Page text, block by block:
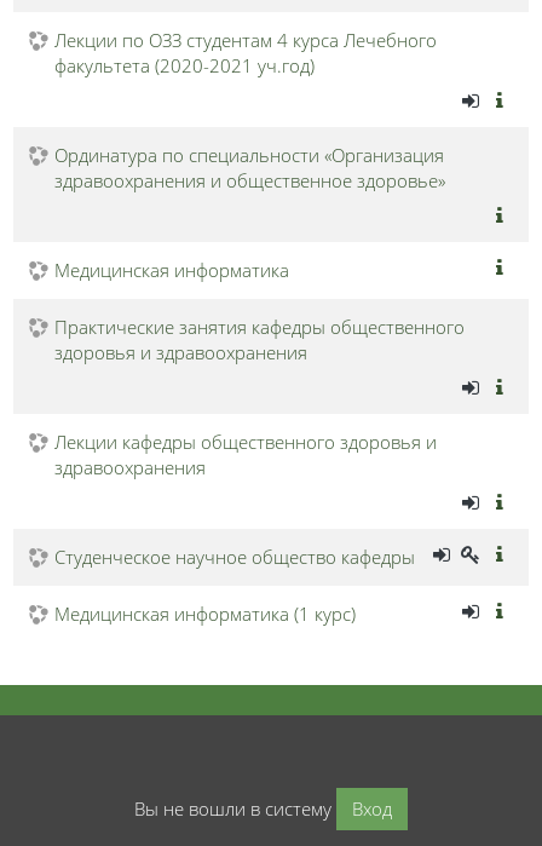
Лекции по ОЗЗ студентам 4 курса Лечебного
факультета (2020-2021 уч.год)
Ординатура по специальности «Организация
здравоохранения и общественное здоровье»
Медицинская информатика
Практические занятия кафедры общественного
здоровья и здравоохранения
Лекции кафедры общественного здоровья и
здравоохранения
Студенческое научное общество кафедры
Медицинская информатика (1 курс)
Вы не вошли в систему Вход